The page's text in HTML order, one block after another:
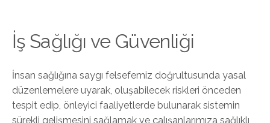
İş Sağlığı ve Güvenliği
İnsan sağlığına saygı felsefemiz doğrultusunda yasal
düzenlemelere uyarak, oluşabilecek riskleri önceden
tespit edip, önleyici faaliyetlerde bulunarak sistemin
sürekli gelişmesini sağlamak ve çalışanlarımıza sağlıklı